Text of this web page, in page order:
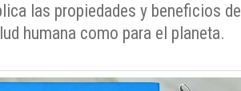
las propiedades y beneficios de
humana como para el planeta.